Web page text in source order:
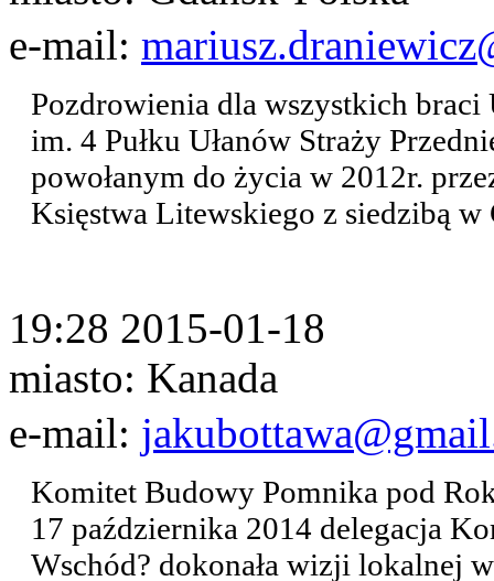
e-mail:
Pozdrowienia dla wszystkich braci
im. 4 Pułku Ułanów Straży
powołanym do życia w 2012r.
Księstwa Litewskiego z siedzibą w
19:28 2015-01-18
miasto: Kanada
e-mail:
Komitet Budowy Pomnika pod
17 października 2014 delegacja
Wschód? dokonała wizji lokalnej